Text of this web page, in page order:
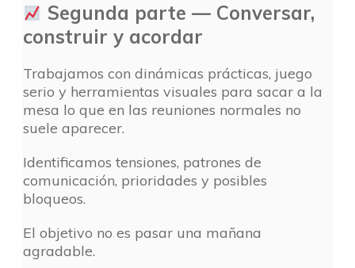
Segunda parte — Conversar,
construir y acordar
Trabajamos con dinámicas prácticas, juego
serio y herramientas visuales para sacar a la
mesa lo que en las reuniones normales no
suele aparecer.
Identificamos tensiones, patrones de
comunicación, prioridades y posibles
bloqueos.
El objetivo no es pasar una mañana
agradable.